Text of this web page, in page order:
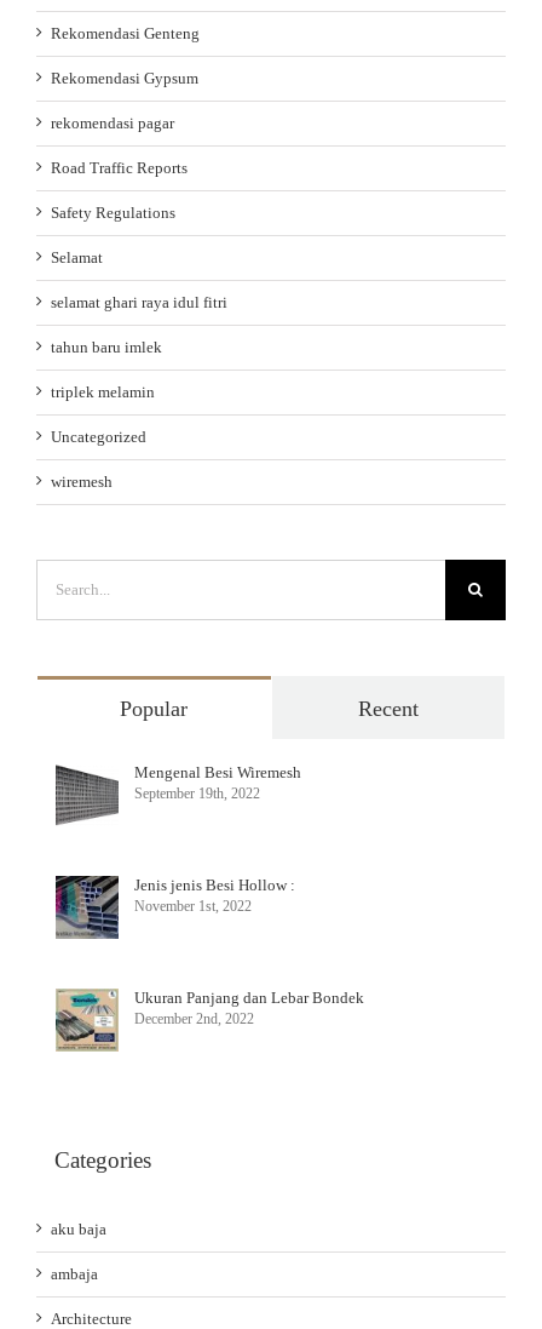
Rekomendasi Genteng
Rekomendasi Gypsum
rekomendasi pagar
Road Traffic Reports
Safety Regulations
Selamat
selamat ghari raya idul fitri
tahun baru imlek
triplek melamin
Uncategorized
wiremesh
for:
Popular Recent
Mengenal Besi Wiremesh
September 19th, 2022
Jenis jenis Besi Hollow :
November 1st, 2022
Ukuran Panjang dan Lebar Bondek
December 2nd, 2022
Categories
aku baja
ambaja
Architecture